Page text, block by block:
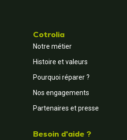
Cotrolia
Notre métier
Histoire et valeurs
Pourquoi réparer ?
Nos engagements
Partenaires et presse
Besoin d'aide ?